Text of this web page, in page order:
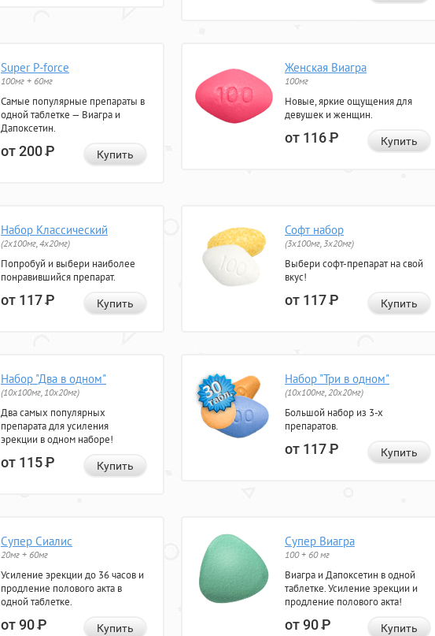
Super P-force
100мг + 60мг
Самые популярные препараты в
одной таблетке — Виагра и
Дапоксетин.
от 200Р Купить
Женская Виагра
100мг
Новые, яркие ощущения для
девушек и женщин.
от 116Р Купить
Набор Классический
(2x100мг, 4x20мг)
Попробуй и выбери наиболее
понравившийся препарат.
от 117Р Купить
Софт набор
(3x100мг, 3x20мг)
Выбери софт-препарат на свой
вкус!
от 117Р Купить
Набор "Два в одном"
(10x100мг, 10x20мг)
Два самых популярных
препарата для усиления
эрекции в одном наборе!
от 115Р Купить
Набор "Три в одном"
(10x100мг, 20x20мг)
Большой набор из 3-х
препаратов.
от 117Р Купить
Супер Сиалис
20мг + 60мг
Усиление эрекции до 36 часов и
продление полового акта в
одной таблетке.
от 90Р Купить
Супер Виагра
100 + 60 мг
Виагра и Дапоксетин в одной
таблетке. Усиление эрекции и
продление полового акта!
от 90Р Купить